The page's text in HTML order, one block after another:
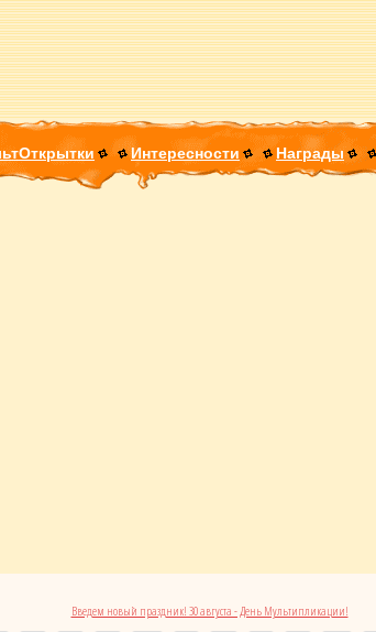
Интересности Награды
Введем новый праздник! 30 августа - День Мультипликации!